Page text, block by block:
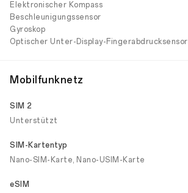
Elektronischer Kompass
Beschleunigungssensor
Gyroskop
Optischer Unter-Display-Fingerabdrucksensor
Mobilfunknetz
SIM 2
Unterstützt
SIM-Kartentyp
Nano-SIM-Karte, Nano-USIM-Karte
eSIM